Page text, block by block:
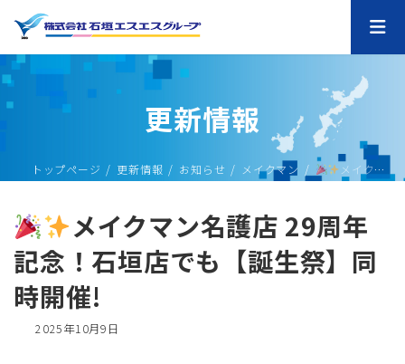
ン
ツ
ス
ー
シ
ン
更新情報
トップページ 更新情報 お知らせ メイクマン メイクマン名護店 29周年記念！石垣店でも【誕生祭】同時開催!
メイクマン名護店 29周年
記念！石垣店でも【誕生祭】同
時開催!
最
2025年10月9日